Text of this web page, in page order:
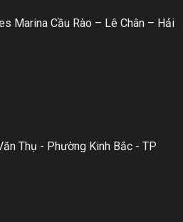
Marina Cầu Rào – Lê Chân – Hải
Thụ - Phường Kinh Bắc - TP